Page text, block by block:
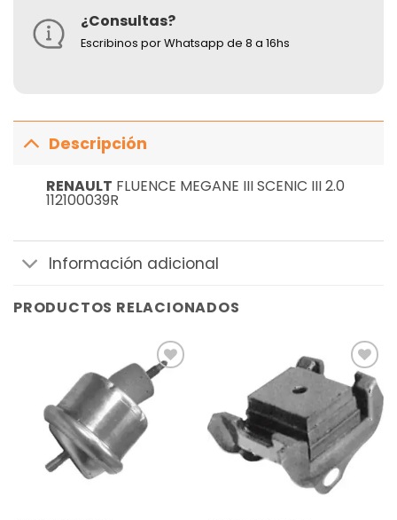
¿Consultas?
Escribinos por Whatsapp de 8 a 16hs
Descripción
RENAULT FLUENCE MEGANE III SCENIC III 2.0
112100039R
Información adicional
PRODUCTOS RELACIONADOS
Añadir
a la
lista de
deseos
Añadir
a la
lista de
deseos